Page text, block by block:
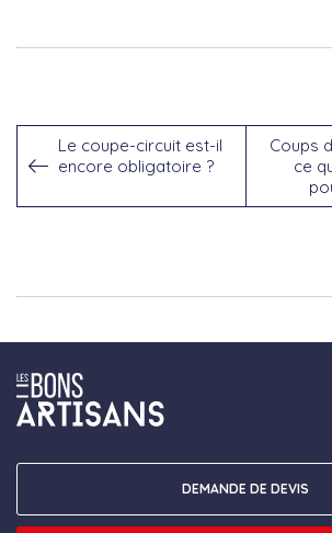
Le coupe-circuit est-il
encore obligatoire ?
Coups
ce
DEMANDE DE DEVIS